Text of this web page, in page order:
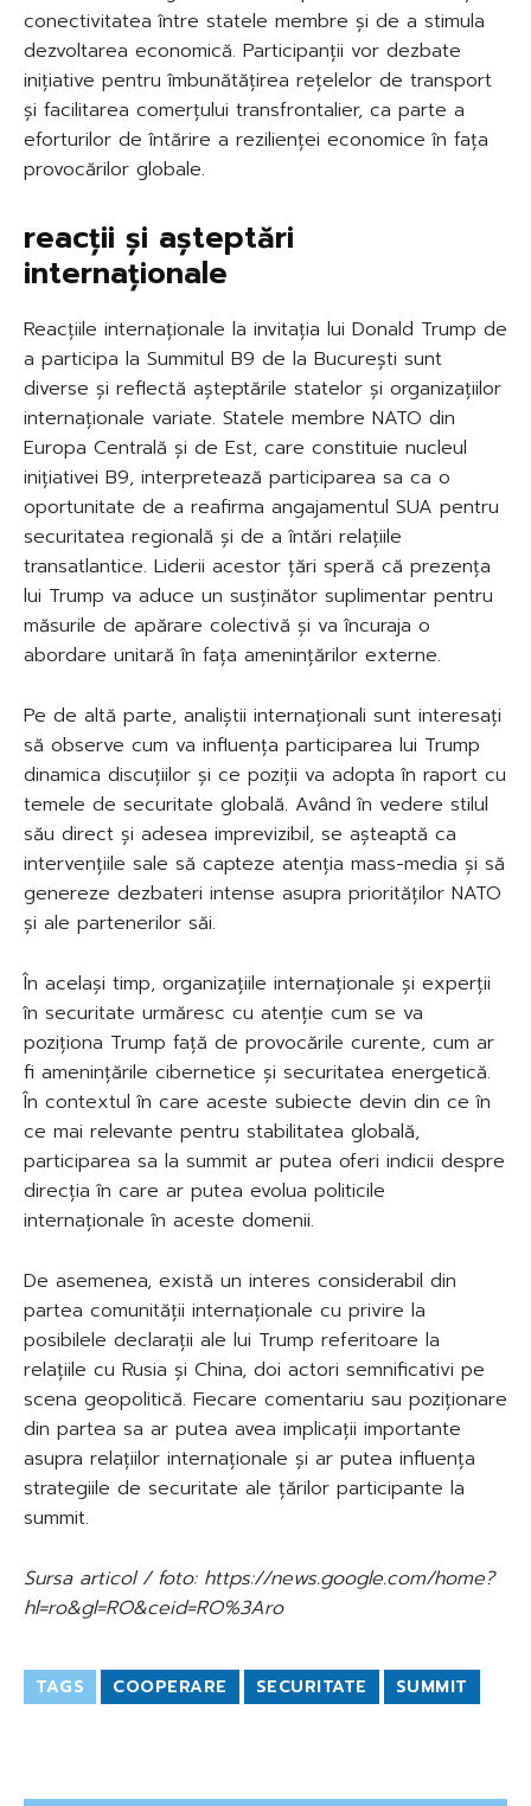
conectivitatea între statele membre și de a stimula
dezvoltarea economică. Participanții vor dezbate
inițiative pentru îmbunătățirea rețelelor de transport
și facilitarea comerțului transfrontalier, ca parte a
eforturilor de întărire a rezilienței economice în fața
provocărilor globale.
reacții și așteptări
internaționale
Reacțiile internaționale la invitația lui Donald Trump de
a participa la Summitul B9 de la București sunt
diverse și reflectă așteptările statelor și organizațiilor
internaționale variate. Statele membre NATO din
Europa Centrală și de Est, care constituie nucleul
inițiativei B9, interpretează participarea sa ca o
oportunitate de a reafirma angajamentul SUA pentru
securitatea regională și de a întări relațiile
transatlantice. Liderii acestor țări speră că prezența
lui Trump va aduce un susținător suplimentar pentru
măsurile de apărare colectivă și va încuraja o
abordare unitară în fața amenințărilor externe.
Pe de altă parte, analiștii internaționali sunt interesați
să observe cum va influența participarea lui Trump
dinamica discuțiilor și ce poziții va adopta în raport cu
temele de securitate globală. Având în vedere stilul
său direct și adesea imprevizibil, se așteaptă ca
intervențiile sale să capteze atenția mass-media și să
genereze dezbateri intense asupra priorităților NATO
și ale partenerilor săi.
În același timp, organizațiile internaționale și experții
în securitate urmăresc cu atenție cum se va
poziționa Trump față de provocările curente, cum ar
fi amenințările cibernetice și securitatea energetică.
În contextul în care aceste subiecte devin din ce în
ce mai relevante pentru stabilitatea globală,
participarea sa la summit ar putea oferi indicii despre
direcția în care ar putea evolua politicile
internaționale în aceste domenii.
De asemenea, există un interes considerabil din
partea comunității internaționale cu privire la
posibilele declarații ale lui Trump referitoare la
relațiile cu Rusia și China, doi actori semnificativi pe
scena geopolitică. Fiecare comentariu sau poziționare
din partea sa ar putea avea implicații importante
asupra relațiilor internaționale și ar putea influența
strategiile de securitate ale țărilor participante la
summit.
Sursa articol / foto: https://news.google.com/home?
hl=ro&gl=RO&ceid=RO%3Aro
TAGS COOPERARE SECURITATE SUMMIT